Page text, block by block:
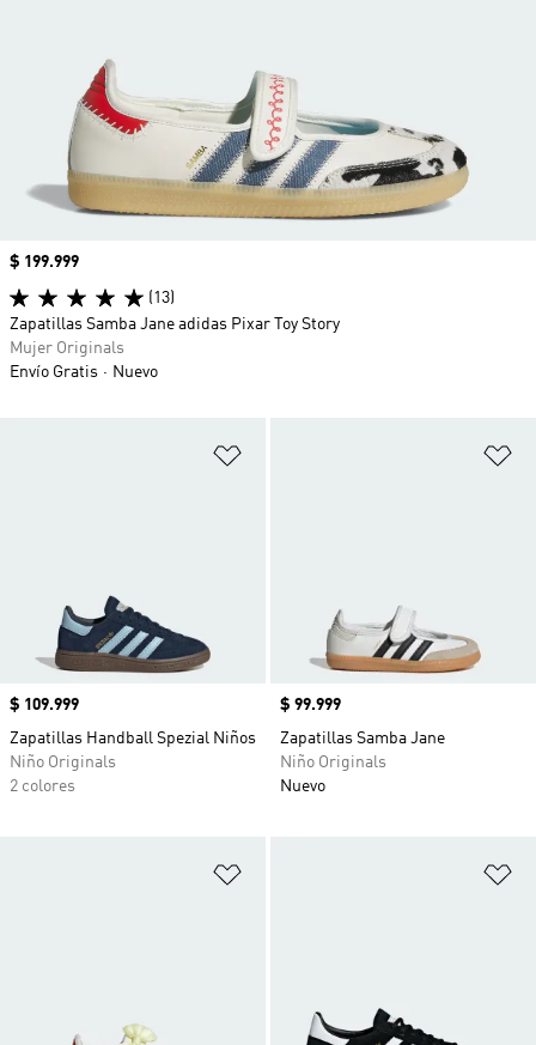
Precio
$ 109.999
Zapatillas Handball Spezial Niños
Niño Originals
2 colores
Precio
$ 99.999
Zapatillas Samba Jane
Niño Originals
Nuevo
Precio
$ 199.999
(13)
Zapatillas Samba Jane adidas Pixar Toy Story
Mujer Originals
Envío Gratis
Nuevo